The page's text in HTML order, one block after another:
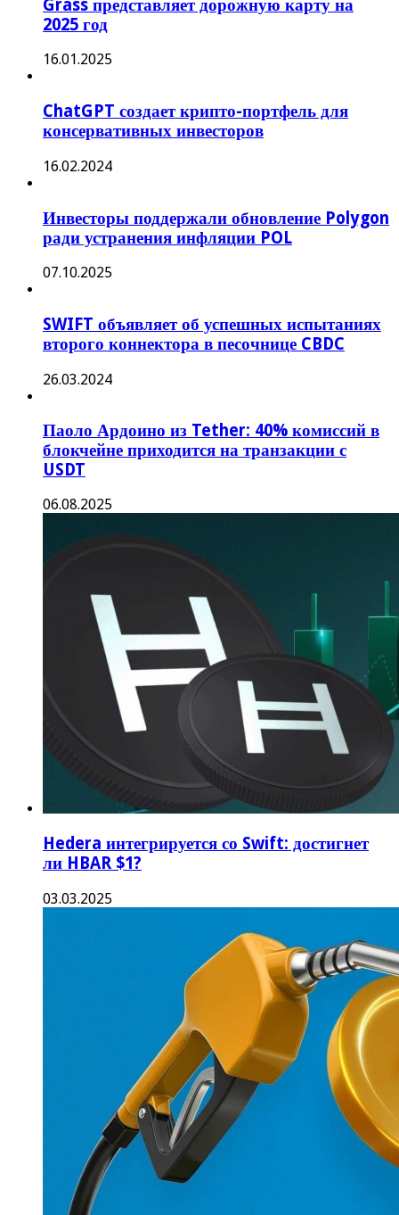
Grass представляет дорожную карту на
2025 год
16.01.2025
ChatGPT создает крипто-портфель для
консервативных инвесторов
16.02.2024
Инвесторы поддержали обновление Polygon
ради устранения инфляции POL
07.10.2025
SWIFT объявляет об успешных испытаниях
второго коннектора в песочнице CBDC
26.03.2024
Паоло Ардоино из Tether: 40% комиссий в
блокчейне приходится на транзакции с
USDT
06.08.2025
Hedera интегрируется со Swift: достигнет
ли HBAR $1?
03.03.2025